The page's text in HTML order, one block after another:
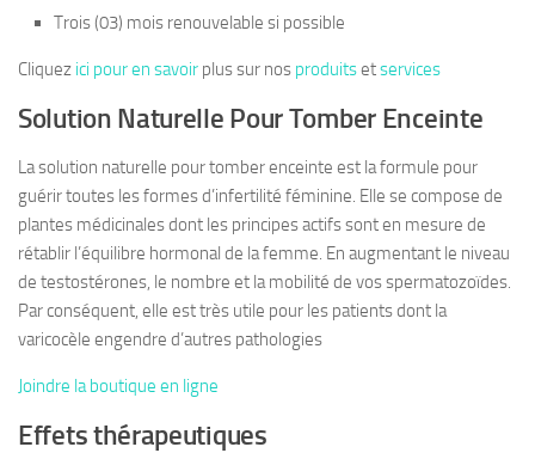
Trois (03) mois renouvelable si possible
Cliquez ici pour en savoir plus sur nos produitsetservices
Solution Naturelle Pour Tomber Enceinte
La solution naturelle pour tomber enceinte est la formule pour
guérir toutes les formes d’infertilité féminine. Elle se compose de
plantes médicinales dont les principes actifs sont en mesure de
rétablir l’équilibre hormonal de la femme. En augmentant le niveau
de testostérones, le nombre et la mobilité de vos spermatozoïdes.
Par conséquent, elle est très utile pour les patients dont la
varicocèle engendre d’autres pathologies
Joindre la boutique en ligne
Effets thérapeutiques